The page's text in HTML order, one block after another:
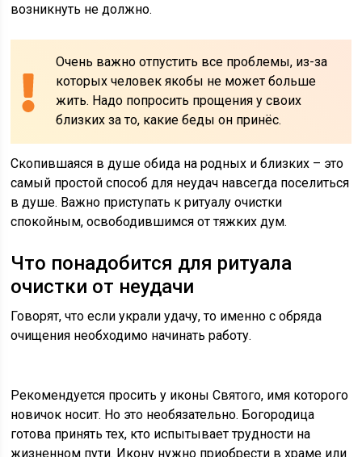
возникнуть не должно.
Очень важно отпустить все проблемы, из-за
которых человек якобы не может больше
жить. Надо попросить прощения у своих
близких за то, какие беды он принёс.
Скопившаяся в душе обида на родных и близких – это
самый простой способ для неудач навсегда поселиться
в душе. Важно приступать к ритуалу очистки
спокойным, освободившимся от тяжких дум.
Что понадобится для ритуала
очистки от неудачи
Говорят, что если украли удачу, то именно с обряда
очищения необходимо начинать работу.
Рекомендуется просить у иконы Святого, имя которого
новичок носит. Но это необязательно. Богородица
готова принять тех, кто испытывает трудности на
жизненном пути. Икону нужно приобрести в храме или